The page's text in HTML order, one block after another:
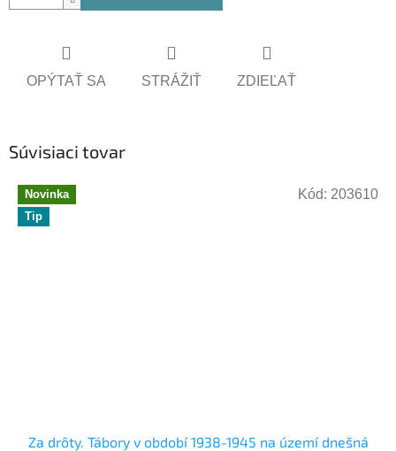
OPÝTAŤ SA STRÁŽIŤ ZDIEĽAŤ
Súvisiaci tovar
Novinka
Tip
Za drôty. Tábory v období 1938-1945 na území dnešná
Kód: 203610